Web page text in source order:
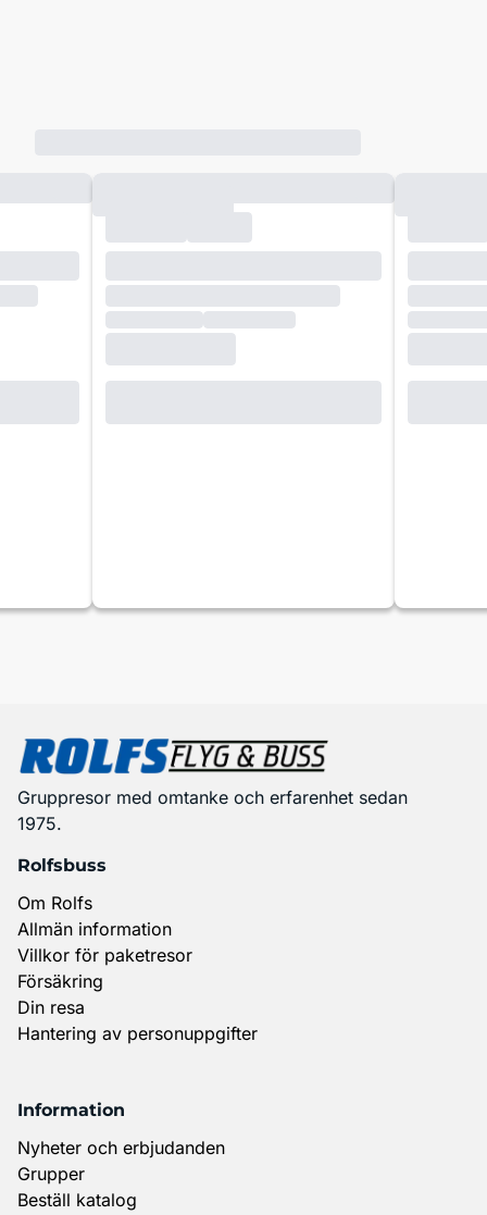
Gruppresor med omtanke och erfarenhet sedan
1975.
Rolfsbuss
Om Rolfs
Allmän information
Villkor för paketresor
Försäkring
Din resa
Hantering av personuppgifter
Information
Nyheter och erbjudanden
Grupper
Beställ katalog